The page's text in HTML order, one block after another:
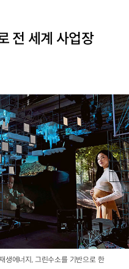
전 세계 사업장
생에너지, 그린수소를 기반으로 한